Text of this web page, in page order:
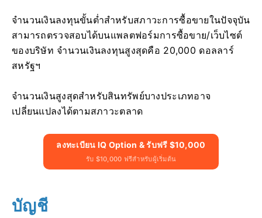
จำนวนเงินลงทุนขั้นต่ำสำหรับสภาวะการซื้อขายในปัจจุบัน
สามารถตรวจสอบได้บนแพลตฟอร์มการซื้อขาย/เว็บไซต์
ของบริษัท จำนวนเงินลงทุนสูงสุดคือ 20,000 ดอลลาร์
สหรัฐฯ
จำนวนเงินสูงสุดสำหรับสินทรัพย์บางประเภทอาจ
เปลี่ยนแปลงได้ตามสภาวะตลาด
ลงทะเบียน IQ Option & รับฟรี $10,000
รับ $10,000 ฟรีสำหรับผู้เริ่มต้น
บัญชี